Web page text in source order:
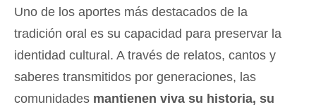
Uno de los aportes más destacados de la
tradición oral es su capacidad para preservar la
identidad cultural. A través de relatos, cantos y
saberes transmitidos por generaciones, las
comunidades mantienen viva su historia, su